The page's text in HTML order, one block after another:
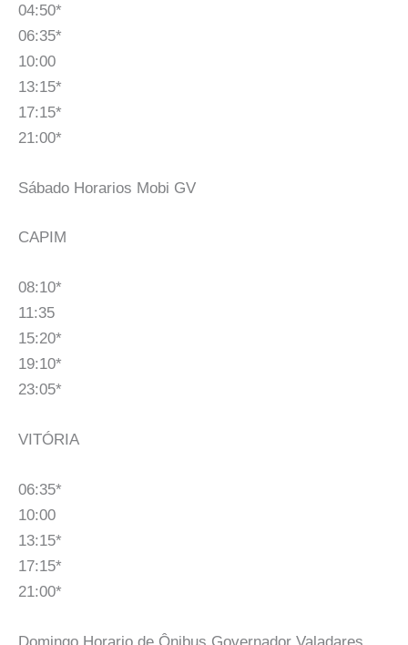
04:50*
06:35*
10:00
13:15*
17:15*
21:00*
Sábado Horarios Mobi GV
CAPIM
08:10*
11:35
15:20*
19:10*
23:05*
VITÓRIA
06:35*
10:00
13:15*
17:15*
21:00*